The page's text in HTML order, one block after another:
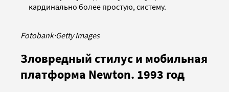
кардинально более простую, систему.
Fotobank·Getty Images
Зловредный стилус и мобильная
платформа Newton. 1993 год